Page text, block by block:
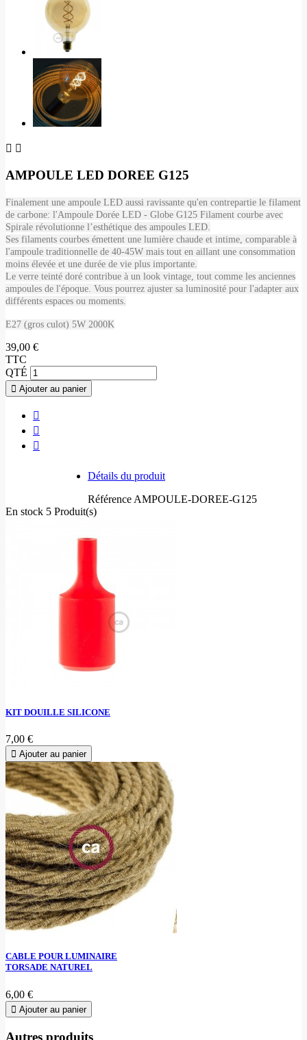
 
AMPOULE LED DOREE G125
Finalement une ampoule LED aussi ravissante qu'en contrepartie le filament
de carbone: l'Ampoule Dorée LED - Globe G125 Filament courbe avec
Spirale révolutionne l’esthétique des ampoules LED.
Ses filaments courbes émettent une lumière chaude et intime, comparable à
l'ampoule traditionnelle de 40-45W mais tout en aillant une consommation
moins élevée et une durée de vie plus importante.
Le verre teinté doré contribue à un look vintage, tout comme les anciennes
ampoules de l'époque. Vous pourrez ajuster sa luminosité pour l'adapter aux
différents espaces ou moments.
E27 (gros culot) 5W 2000K
39,00 €
TTC
QTÉ
Ajouter au panier
Détails du produit
Référence AMPOULE-DOREE-G125
En stock 5 Produit(s)
KIT DOUILLE SILICONE
7,00 €
Ajouter au panier
CABLE POUR LUMINAIRE
TORSADE NATUREL
6,00 €
Ajouter au panier